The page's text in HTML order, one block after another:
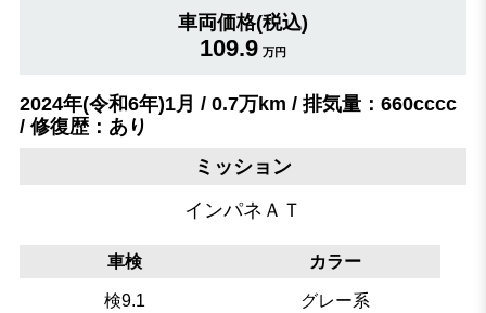
車両価格(税込)
109.9 万円
2024年(令和6年)1月 / 0.7万km / 排気量：660cccc
/ 修復歴：あり
ミッション
インパネＡＴ
車検
検9.1
カラー
グレー系